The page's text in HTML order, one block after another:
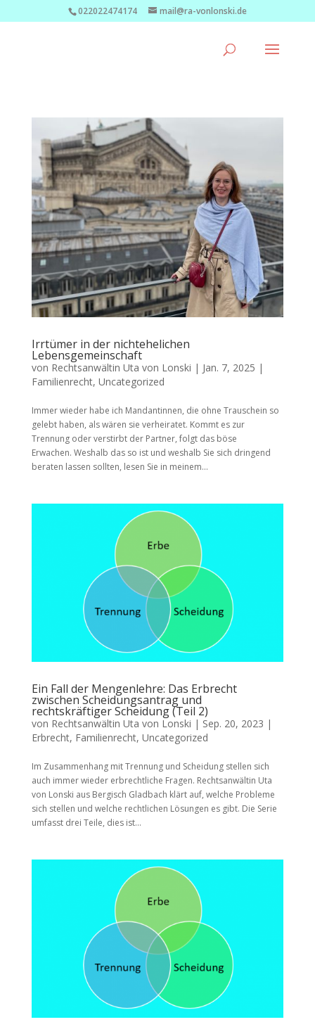
022022474174 mail@ra-vonlonski.de
Irrtümer in der nichtehelichen
Lebensgemeinschaft
von Rechtsanwältin Uta von Lonski | Jan. 7, 2025 |
Familienrecht, Uncategorized
Immer wieder habe ich Mandantinnen, die ohne Trauschein so
gelebt haben, als wären sie verheiratet. Kommt es zur
Trennung oder verstirbt der Partner, folgt das böse
Erwachen. Weshalb das so ist und weshalb Sie sich dringend
beraten lassen sollten, lesen Sie in meinem...
Ein Fall der Mengenlehre: Das Erbrecht
zwischen Scheidungsantrag und
rechtskräftiger Scheidung (Teil 2)
von Rechtsanwältin Uta von Lonski | Sep. 20, 2023 |
Erbrecht, Familienrecht, Uncategorized
Im Zusammenhang mit Trennung und Scheidung stellen sich
auch immer wieder erbrechtliche Fragen. Rechtsanwältin Uta
von Lonski aus Bergisch Gladbach klärt auf, welche Probleme
sich stellen und welche rechtlichen Lösungen es gibt. Die Serie
umfasst drei Teile, dies ist...